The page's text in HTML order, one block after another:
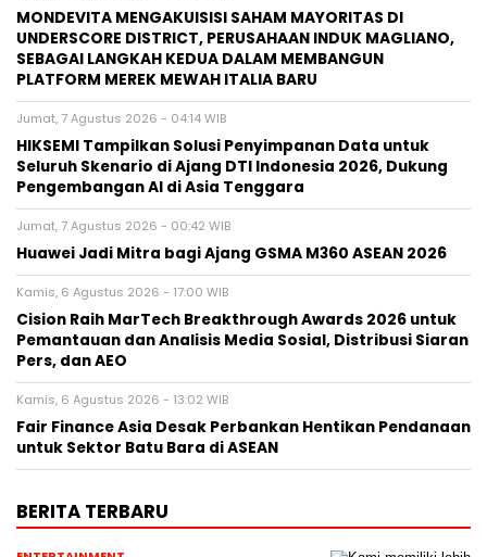
MONDEVITA MENGAKUISISI SAHAM MAYORITAS DI
UNDERSCORE DISTRICT, PERUSAHAAN INDUK MAGLIANO,
SEBAGAI LANGKAH KEDUA DALAM MEMBANGUN
PLATFORM MEREK MEWAH ITALIA BARU
Jumat, 7 Agustus 2026 - 04:14 WIB
HIKSEMI Tampilkan Solusi Penyimpanan Data untuk
Seluruh Skenario di Ajang DTI Indonesia 2026, Dukung
Pengembangan AI di Asia Tenggara
Jumat, 7 Agustus 2026 - 00:42 WIB
Huawei Jadi Mitra bagi Ajang GSMA M360 ASEAN 2026
Kamis, 6 Agustus 2026 - 17:00 WIB
Cision Raih MarTech Breakthrough Awards 2026 untuk
Pemantauan dan Analisis Media Sosial, Distribusi Siaran
Pers, dan AEO
Kamis, 6 Agustus 2026 - 13:02 WIB
Fair Finance Asia Desak Perbankan Hentikan Pendanaan
untuk Sektor Batu Bara di ASEAN
BERITA TERBARU